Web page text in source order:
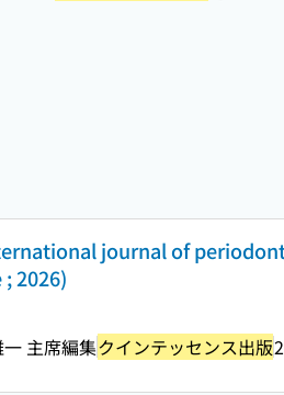
journal of
2026)
主席編集クインテッセンス出版